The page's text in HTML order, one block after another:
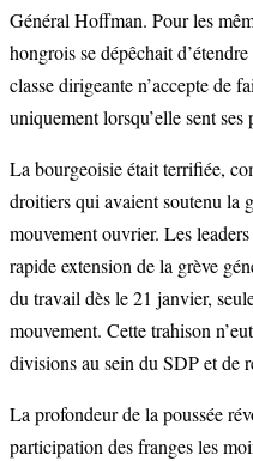
Général Hoffman. Pour les
hongrois se dépêchait
classe dirigeante n’accepte de
uniquement lorsqu’elle sent
La bourgeoisie était terrifiée,
droitiers qui avaient soutenu la
mouvement ouvrier. Les
rapide extension de la grève
du travail dès le 21 janvier,
mouvement. Cette trahison
divisions au sein du SDP et de
La profondeur de la poussée
participation des franges les